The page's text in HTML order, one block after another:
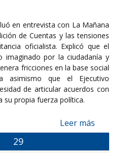
en entrevista con La Mañana
de Cuentas y las tensiones
oficialista. Explicó que el
imaginado por la ciudadanía y
fricciones en la base social
asimismo que el Ejecutivo
de articular acuerdos con
su propia fuerza política.
Leer más
29